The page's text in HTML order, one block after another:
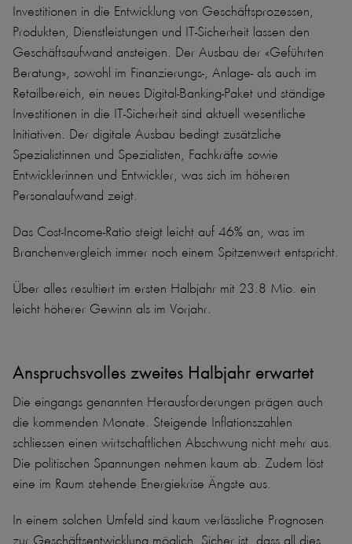
Investitionen in die Entwicklung von Geschäftsprozessen,
Produkten, Dienstleistungen und IT-Sicherheit lassen den
Geschäftsaufwand ansteigen. Der Ausbau der «Geführten
Beratung», sowohl im Finanzierungs-, Anlage- als auch im
Retailbereich, ein neues Digital-Banking-Paket und ständige
Investitionen in die IT-Sicherheit sind aktuell wesentliche
Initiativen. Der digitale Ausbau bedingt zusätzliche
Spezialistinnen und Spezialisten, Fachkräfte sowie
Entwicklerinnen und Entwickler, was sich im höheren
Personalaufwand zeigt.
Das Cost-Income-Ratio steigt leicht auf 46% an, was im
Branchenvergleich immer noch einem Spitzenwert entspricht.
Über alles resultiert im ersten Halbjahr mit 23.8 Mio. ein
leicht höherer Gewinn als im Vorjahr.
Anspruchsvolles zweites Halbjahr erwartet
Die eingangs genannten Herausforderungen prägen auch
die kommenden Monate. Steigende Inflationszahlen
schliessen einen wirtschaftlichen Abschwung nicht mehr aus.
Die politischen Spannungen nehmen kaum ab. Zudem löst
eine im Raum stehende Energiekrise Ängste aus.
In einem solchen Umfeld sind kaum verlässliche Prognosen
zur Geschäftsentwicklung möglich. Sicher ist, dass all dies